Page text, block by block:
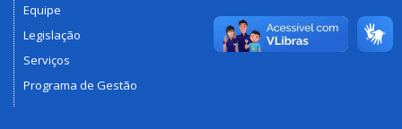
Equipe
Legislação
Serviços
Programa de Gestão